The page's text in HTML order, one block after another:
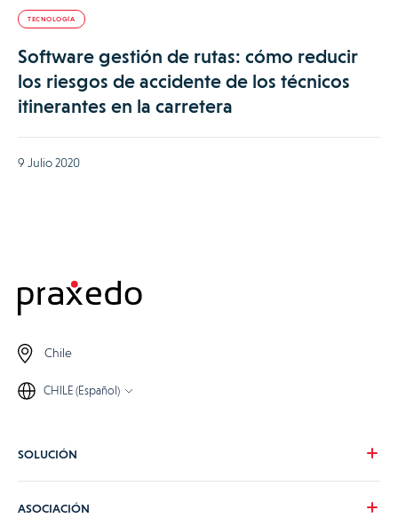
TECNOLOGÍA
Software gestión de rutas: cómo reducir
los riesgos de accidente de los técnicos
itinerantes en la carretera
9 Julio 2020
Chile
CHILE (Español)
SOLUCIÓN
ASOCIACIÓN